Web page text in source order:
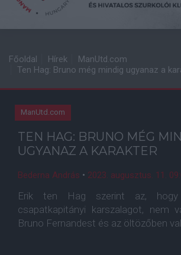
Főoldal Hírek
ManUtd.com
Ten Hag: Bruno még mindig ugyanaz a
ManUtd.com
TEN HAG: BRUNO MÉG
UGYANAZ A KARAKTER
Bederna András • 2023. augusztus. 11.
Erik ten Hag szerint az,
csapatkapitányi karszalagot, nem
Bruno Fernandest és az öltözőben